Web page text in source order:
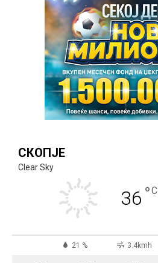
СКОПЈЕ
Clear Sky
36 °C
21 % 3.4kmh